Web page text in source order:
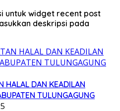
untuk widget recent post
deskripsi pada
HALAL DAN KEADILAN
TULUNGAGUNG